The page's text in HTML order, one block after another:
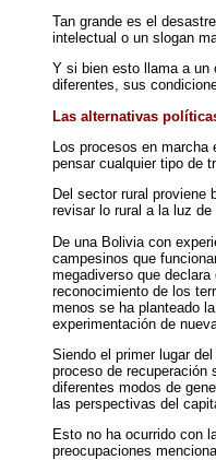
Tan grande es el
intelectual o un slogan
Y si bien esto llama a un
diferentes, sus
Las alternativas
Los procesos en
pensar cualquier tipo de
Del sector rural proviene
revisar lo rural a la luz
De una Bolivia con
campesinos que
megadiverso que
reconocimiento de los
menos se ha planteado
experimentación de
Siendo el primer lugar
proceso de recuperación
diferentes modos de
las perspectivas del
Esto no ha ocurrido con
preocupaciones